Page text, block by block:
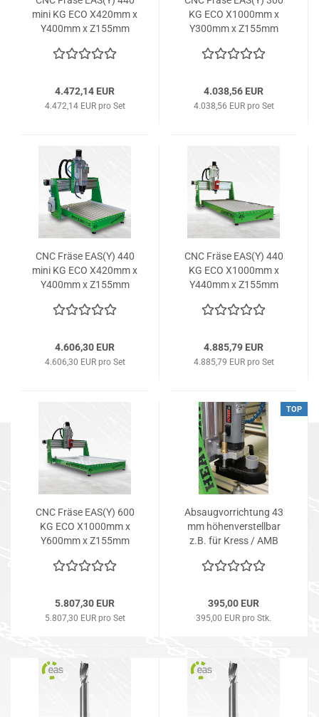
mini KG ECO X420mm x
Y400mm x Z155mm
4.472,14 EUR
4.472,14 EUR pro Set
KG ECO X1000mm x
Y300mm x Z155mm
4.038,56 EUR
4.038,56 EUR pro Set
CNC Fräse EAS(Y) 440
mini KG ECO X420mm x
Y400mm x Z155mm
4.606,30 EUR
4.606,30 EUR pro Set
CNC Fräse EAS(Y) 440
KG ECO X1000mm x
Y440mm x Z155mm
4.885,79 EUR
4.885,79 EUR pro Set
CNC Fräse EAS(Y) 600
KG ECO X1000mm x
Y600mm x Z155mm
5.807,30 EUR
5.807,30 EUR pro Set
TOP
Ab­saug­vor­rich­tung 43
mm hö­hen­ver­stell­bar
z.B. für Kress / AMB
395,00 EUR
395,00 EUR pro Stk.